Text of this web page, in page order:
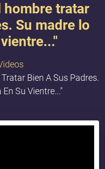
hombre tratar
Su madre lo
Bien A Sus Padres.
Su Vientre..."